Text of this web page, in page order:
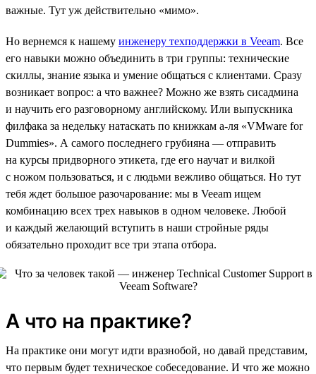
важные. Тут уж действительно «мимо».
Но вернемся к нашему инженеру техподдержки в Veeam. Все
его навыки можно объединить в три группы: технические
скиллы, знание языка и умение общаться с клиентами. Сразу
возникает вопрос: а что важнее? Можно же взять сисадмина
и научить его разговорному английскому. Или выпускника
филфака за недельку натаскать по книжкам а-ля «VMware for
Dummies». А самого последнего грубияна — отправить
на курсы придворного этикета, где его научат и вилкой
с ножом пользоваться, и с людьми вежливо общаться. Но тут
тебя ждет большое разочарование: мы в Veeam ищем
комбинацию всех трех навыков в одном человеке. Любой
и каждый желающий вступить в наши стройные ряды
обязательно проходит все три этапа отбора.
А что на практике?
На практике они могут идти вразнобой, но давай представим,
что первым будет техническое собеседование. И что же можно